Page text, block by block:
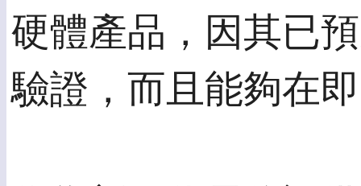
硬體產品，因其已
驗證，而且能夠在